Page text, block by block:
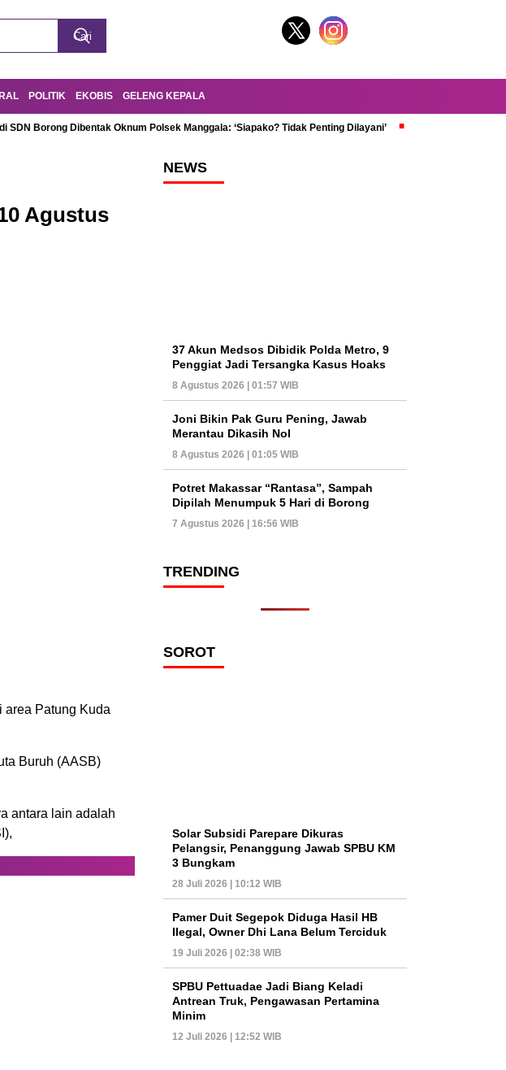
POLITIK EKOBIS GELENG KEPALA
SDN Borong Dibentak Oknum Polsek Manggala: ‘Siapako? Tidak Penting Dilayani’
Agustus
area Patung Kuda
Buruh (AASB)
antara lain adalah
NEWS
37 Akun Medsos Dibidik Polda Metro, 9
Penggiat Jadi Tersangka Kasus Hoaks
8 Agustus 2026 | 01:57 WIB
Joni Bikin Pak Guru Pening, Jawab
Merantau Dikasih Nol
8 Agustus 2026 | 01:05 WIB
Potret Makassar “Rantasa”, Sampah
Dipilah Menumpuk 5 Hari di Borong
7 Agustus 2026 | 16:56 WIB
TRENDING
SOROT
Solar Subsidi Parepare Dikuras
Pelangsir, Penanggung Jawab SPBU KM
3 Bungkam
28 Juli 2026 | 10:12 WIB
Pamer Duit Segepok Diduga Hasil HB
Ilegal, Owner Dhi Lana Belum Terciduk
19 Juli 2026 | 02:38 WIB
SPBU Pettuadae Jadi Biang Keladi
Antrean Truk, Pengawasan Pertamina
Minim
12 Juli 2026 | 12:52 WIB